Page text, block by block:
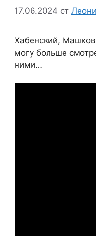
17.06.2024 от
Хабенский,
могу больше
ними…